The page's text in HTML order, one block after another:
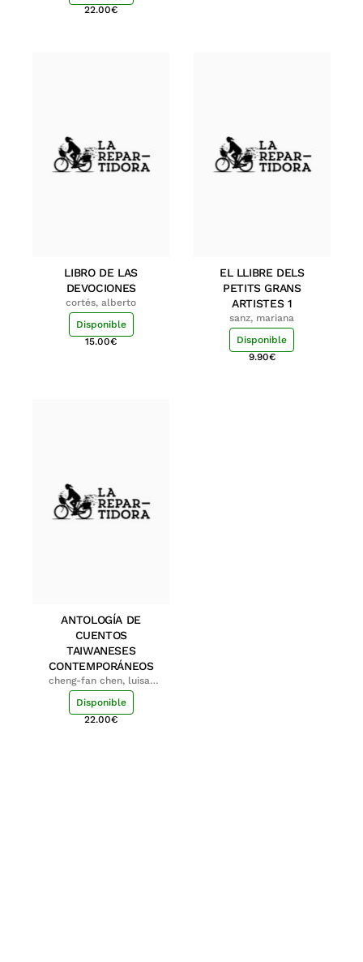
22.00€
LIBRO DE LAS
DEVOCIONES
cortés, alberto
Disponible
15.00€
EL LLIBRE DELS
PETITS GRANS
ARTISTES 1
sanz, mariana
Disponible
9.90€
ANTOLOGÍA DE
CUENTOS
TAIWANESES
CONTEMPORÁNEOS
cheng-fan chen, luisa;
shu-ying chang, luisa
Disponible
22.00€